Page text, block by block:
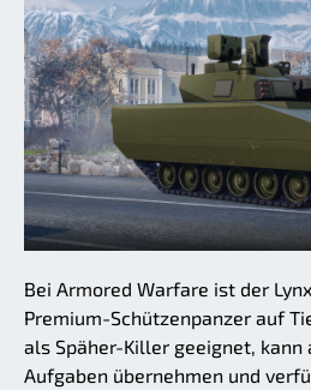
Bei Armored Warfare ist der
Premium-Schützenpanzer auf
als Späher-Killer geeignet, kann
Aufgaben übernehmen und